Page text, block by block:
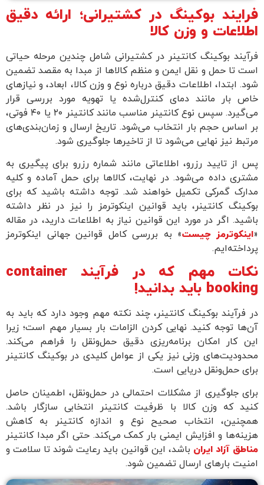
فرایند بوکینگ در کشتیرانی؛ ارائه دقیق
اطلاعات و وزن کالا
فرآیند بوکینگ کانتینر در کشتیرانی شامل چندین مرحله حیاتی
است تا حمل و نقل ایمن و منظم کالاها از مبدا به مقصد تضمین
شود. ابتدا، اطلاعات دقیق درباره نوع و وزن کالا، ابعاد، و نیازهای
خاص بار مانند دمای کنترل‌شده یا تهویه مورد بررسی قرار
می‌گیرد. سپس نوع کانتینر مناسب مانند کانتینر ۲۰ یا ۴۰ فوتی،
بر اساس حجم بار انتخاب می‌شود. تاریخ ارسال و زمان‌بندی‌های
مرتبط نیز نهایی می‌شود تا از تاخیرها جلوگیری شود.
پس از تایید رزرو، اطلاعاتی مانند شماره رزرو برای پیگیری به
مشتری داده می‌شود. در نهایت، کالاها برای حمل آماده و کلیه
مدارک گمرکی تکمیل خواهند شد. توجه داشته باشید که برای
بوکینگ کانتینر، باید قوانین اینکوترمز را نیز در نظر داشته
باشید. اگر در مورد این قوانین نیاز به اطلاعات دارید، در مقاله
«اینکوترمز چیست» به بررسی کامل قوانین جهانی اینکوترمز
پرداخته‌ایم.
نکات مهم که در فرآیند container
booking باید بدانید!
در فرآیند بوکینگ کانتینر، چند نکته مهم وجود دارد که باید به
آن‌ها توجه کنید. نهایی کردن الزامات بار بسیار مهم است؛ زیرا
این کار امکان برنامه‌ریزی دقیق حمل‌ونقل را فراهم می‌کند.
محدودیت‌های وزنی نیز یکی از عوامل کلیدی در بوکینگ کانتینر
برای حمل‌ونقل دریایی است.
برای جلوگیری از مشکلات احتمالی در حمل‌ونقل، اطمینان حاصل
کنید که وزن کالا با ظرفیت کانتینر انتخابی سازگار باشد.
همچنین، انتخاب صحیح نوع و اندازه کانتینر به کاهش
هزینه‌ها و افزایش ایمنی بار کمک می‌کند. حتی اگر مبدا کانتینر
مناطق آزاد ایران باشد، این قوانین باید رعایت شوند تا سلامت و
امنیت بارهای ارسال تضمین شود.